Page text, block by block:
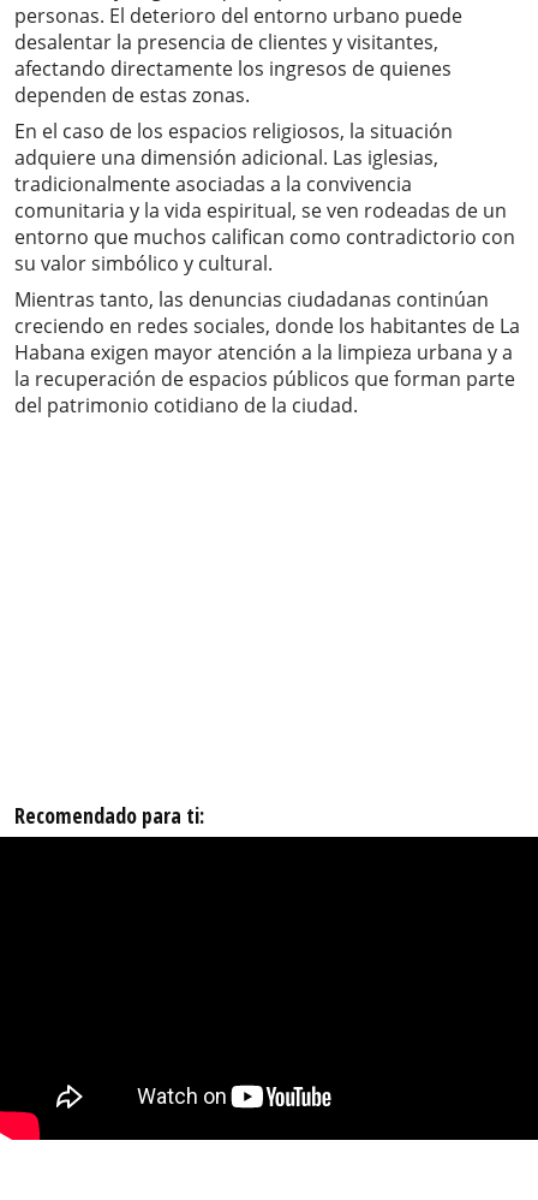
personas. El deterioro del entorno urbano puede
desalentar la presencia de clientes y visitantes,
afectando directamente los ingresos de quienes
dependen de estas zonas.
En el caso de los espacios religiosos, la situación
adquiere una dimensión adicional. Las iglesias,
tradicionalmente asociadas a la convivencia
comunitaria y la vida espiritual, se ven rodeadas de un
entorno que muchos califican como contradictorio con
su valor simbólico y cultural.
Mientras tanto, las denuncias ciudadanas continúan
creciendo en redes sociales, donde los habitantes de La
Habana exigen mayor atención a la limpieza urbana y a
la recuperación de espacios públicos que forman parte
del patrimonio cotidiano de la ciudad.
Recomendado para ti: